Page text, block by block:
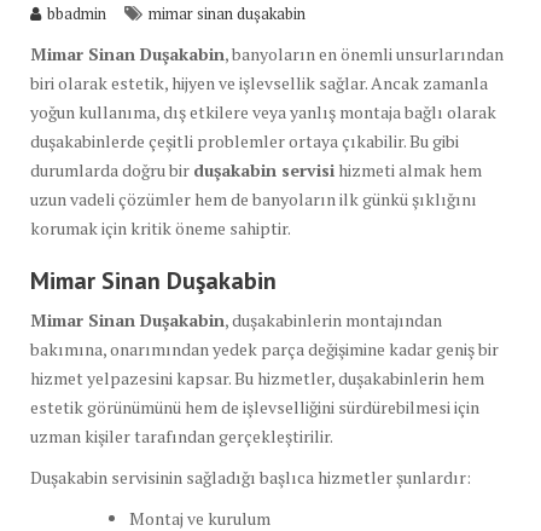
bbadmin mimar sinan duşakabin
Mimar Sinan Duşakabin, banyoların en önemli unsurlarından
biri olarak estetik, hijyen ve işlevsellik sağlar. Ancak zamanla
yoğun kullanıma, dış etkilere veya yanlış montaja bağlı olarak
duşakabinlerde çeşitli problemler ortaya çıkabilir. Bu gibi
durumlarda doğru bir duşakabin servisi hizmeti almak hem
uzun vadeli çözümler hem de banyoların ilk günkü şıklığını
korumak için kritik öneme sahiptir.
Mimar Sinan Duşakabin
Mimar Sinan Duşakabin, duşakabinlerin montajından
bakımına, onarımından yedek parça değişimine kadar geniş bir
hizmet yelpazesini kapsar. Bu hizmetler, duşakabinlerin hem
estetik görünümünü hem de işlevselliğini sürdürebilmesi için
uzman kişiler tarafından gerçekleştirilir.
Duşakabin servisinin sağladığı başlıca hizmetler şunlardır:
Montaj ve kurulum